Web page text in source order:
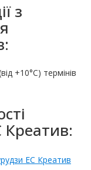
з
+10°C) термінів
Креатив: